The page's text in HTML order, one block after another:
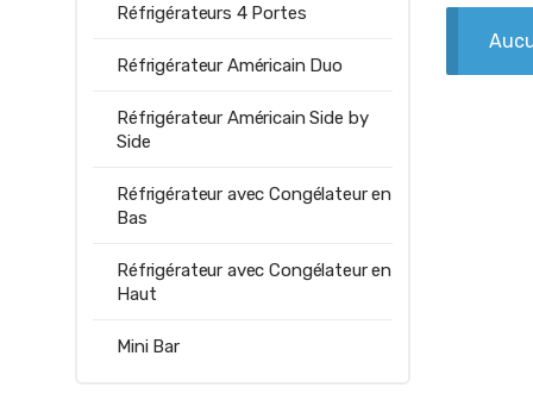
Réfrigérateurs 4 Portes
Réfrigérateur Américain Duo
Réfrigérateur Américain Side by
Side
Réfrigérateur avec Congélateur en
Bas
Réfrigérateur avec Congélateur en
Haut
Mini Bar